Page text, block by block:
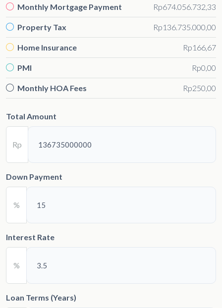
Monthly Mortgage Payment Rp674.056.732,33
Property Tax Rp136.735.000,00
Home Insurance Rp166,67
PMI Rp0,00
Monthly HOA Fees Rp250,00
Total Amount
Rp
Down Payment
%
Interest Rate
%
Loan Terms (Years)